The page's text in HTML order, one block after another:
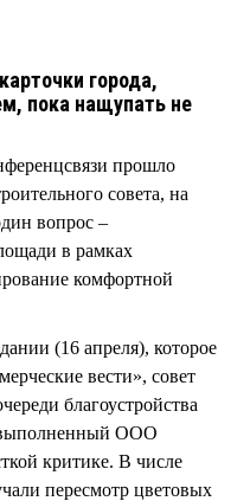
города,
пока нащупать не
прошло
совета, на
вопрос –
в рамках
комфортной
(16 апреля), которое
вести», совет
благоустройства
выполненный ООО
критике. В числе
пересмотр цветовых